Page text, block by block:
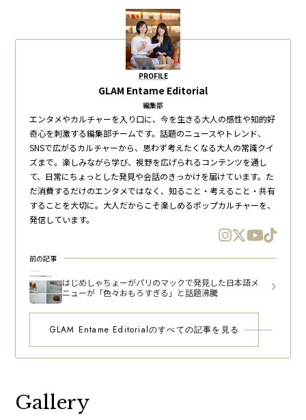
PROFILE
GLAM Entame Editorial
編集部
エンタメやカルチャーを入り口に、今を生きる大人の感性や知的好
奇心を刺激する編集部チームです。話題のニュースやトレンド、
SNSで広がるカルチャーから、思わず考えたくなる大人の常識クイ
ズまで。楽しみながら学び、視野を広げられるコンテンツを通し
て、日常にちょっとした発見や会話のきっかけを届けています。た
だ消費するだけのエンタメではなく、知ること・考えること・共有
することを大切に。大人だからこそ楽しめるポップカルチャーを、
発信しています。
前の記事
はじめしゃちょーがパリのマックで発見した日本語メ
ニューが「色々おもろすぎる」と話題沸騰
GLAM Entame Editorialのすべての記事を見る
Gallery